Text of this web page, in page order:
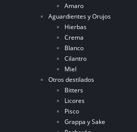
Amaro
Aguardientes y Orujos
Hierbas
Crema
Blanco
Cilantro
Miel
Otros destilados
Bitters
Licores
Pisco
Grappa y Sake